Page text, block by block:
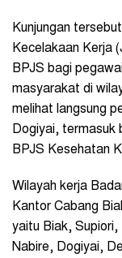
Kunjungan
Kecelakaan Kerja
BPJS bagi
masyarakat di
melihat langsung
Dogiyai, termasuk
BPJS Kesehatan
Wilayah kerja
Kantor Cabang
yaitu Biak, Supiori,
Nabire, Dogiyai,